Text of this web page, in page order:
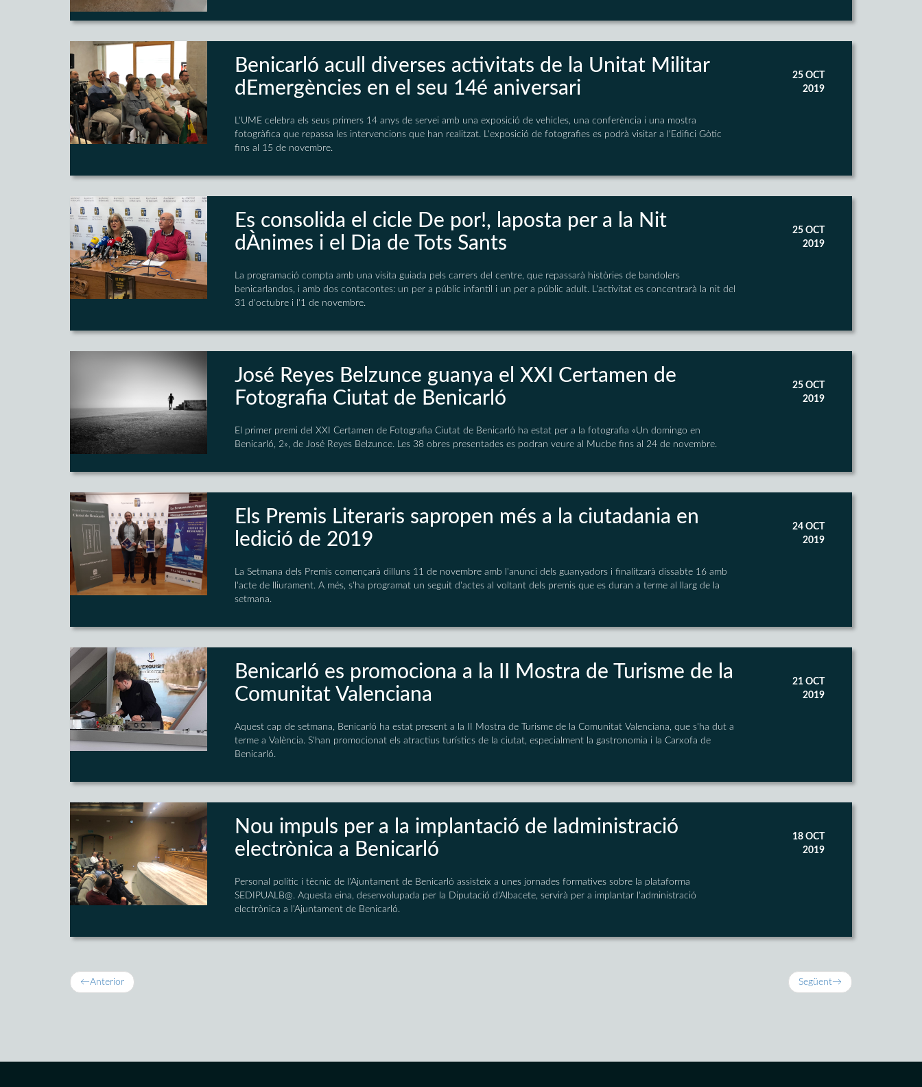
Benicarló acull diverses activitats de la Unitat Militar
dEmergències en el seu 14é aniversari
L'UME celebra els seus primers 14 anys de servei amb una exposició de vehicles, una conferència i una mostra
fotogràfica que repassa les intervencions que han realitzat. L'exposició de fotografies es podrà visitar a l'Edifici Gòtic
fins al 15 de novembre.
25 OCT
2019
Es consolida el cicle De por!, laposta per a la Nit
dÀnimes i el Dia de Tots Sants
La programació compta amb una visita guiada pels carrers del centre, que repassarà històries de bandolers
benicarlandos, i amb dos contacontes: un per a públic infantil i un per a públic adult. L'activitat es concentrarà la nit del
31 d'octubre i l'1 de novembre.
25 OCT
2019
José Reyes Belzunce guanya el XXI Certamen de
Fotografia Ciutat de Benicarló
El primer premi del XXI Certamen de Fotografia Ciutat de Benicarló ha estat per a la fotografia «Un domingo en
Benicarló, 2», de José Reyes Belzunce. Les 38 obres presentades es podran veure al Mucbe fins al 24 de novembre.
25 OCT
2019
Els Premis Literaris sapropen més a la ciutadania en
ledició de 2019
La Setmana dels Premis començarà dilluns 11 de novembre amb l'anunci dels guanyadors i finalitzarà dissabte 16 amb
l'acte de lliurament. A més, s'ha programat un seguit d'actes al voltant dels premis que es duran a terme al llarg de la
setmana.
24 OCT
2019
Benicarló es promociona a la II Mostra de Turisme de la
Comunitat Valenciana
Aquest cap de setmana, Benicarló ha estat present a la II Mostra de Turisme de la Comunitat Valenciana, que s'ha dut a
terme a València. S'han promocionat els atractius turístics de la ciutat, especialment la gastronomia i la Carxofa de
Benicarló.
21 OCT
2019
Nou impuls per a la implantació de ladministració
electrònica a Benicarló
Personal polític i tècnic de l'Ajuntament de Benicarló assisteix a unes jornades formatives sobre la plataforma
SEDIPUALB@. Aquesta eina, desenvolupada per la Diputació d'Albacete, servirà per a implantar l'administració
electrònica a l'Ajuntament de Benicarló.
18 OCT
2019
←Anterior Següent→